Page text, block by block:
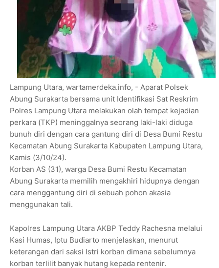
Lampung Utara, wartamerdeka.info, - Aparat Polsek
Abung Surakarta bersama unit Identifikasi Sat Reskrim
Polres Lampung Utara melakukan olah tempat kejadian
perkara (TKP) meninggalnya seorang laki-laki diduga
bunuh diri dengan cara gantung diri di Desa Bumi Restu
Kecamatan Abung Surakarta Kabupaten Lampung Utara,
Kamis (3/10/24).
Korban AS (31), warga Desa Bumi Restu Kecamatan
Abung Surakarta memilih mengakhiri hidupnya dengan
cara menggantung diri di sebuah pohon akasia
menggunakan tali.
Kapolres Lampung Utara AKBP Teddy Rachesna melalui
Kasi Humas, Iptu Budiarto menjelaskan, menurut
keterangan dari saksi Istri korban dimana sebelumnya
korban terlilit banyak hutang kepada rentenir.